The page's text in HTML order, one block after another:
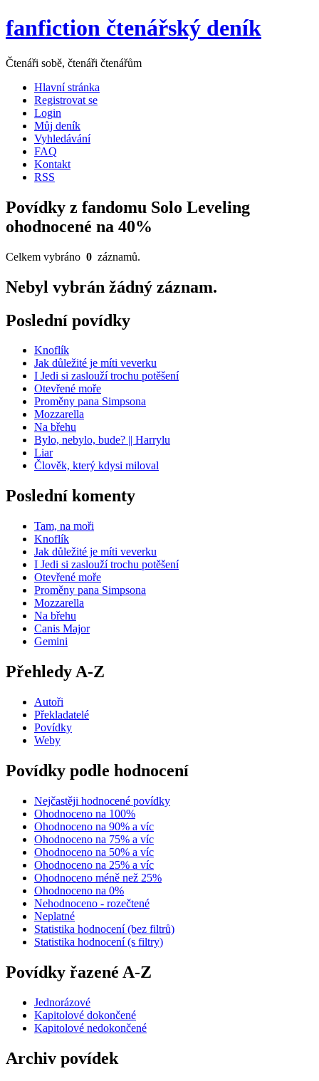
fanfiction čtenářský deník
Čtenáři sobě, čtenáři čtenářům
Hlavní stránka
Registrovat se
Login
Můj deník
Vyhledávání
FAQ
Kontakt
RSS
Povídky z fandomu Solo Leveling
ohodnocené na 40%
Celkem vybráno 0 záznamů.
Nebyl vybrán žádný záznam.
Poslední povídky
Knoflík
Jak důležité je míti veverku
I Jedi si zaslouží trochu potěšení
Otevřené moře
Proměny pana Simpsona
Mozzarella
Na břehu
Bylo, nebylo, bude? || Harrylu
Liar
Člověk, který kdysi miloval
Poslední komenty
Tam, na moři
Knoflík
Jak důležité je míti veverku
I Jedi si zaslouží trochu potěšení
Otevřené moře
Proměny pana Simpsona
Mozzarella
Na břehu
Canis Major
Gemini
Přehledy A-Z
Autoři
Překladatelé
Povídky
Weby
Povídky podle hodnocení
Nejčastěji hodnocené povídky
Ohodnoceno na 100%
Ohodnoceno na 90% a víc
Ohodnoceno na 75% a víc
Ohodnoceno na 50% a víc
Ohodnoceno na 25% a víc
Ohodnoceno méně než 25%
Ohodnoceno na 0%
Nehodnoceno - rozečtené
Neplatné
Statistika hodnocení (bez filtrů)
Statistika hodnocení (s filtry)
Povídky řazené A-Z
Jednorázové
Kapitolové dokončené
Kapitolové nedokončené
Archiv povídek